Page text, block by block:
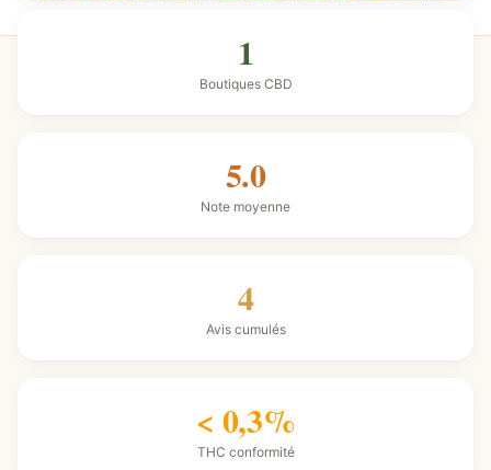
1
Boutiques CBD
5.0
Note moyenne
4
Avis cumulés
< 0,3%
THC conformité